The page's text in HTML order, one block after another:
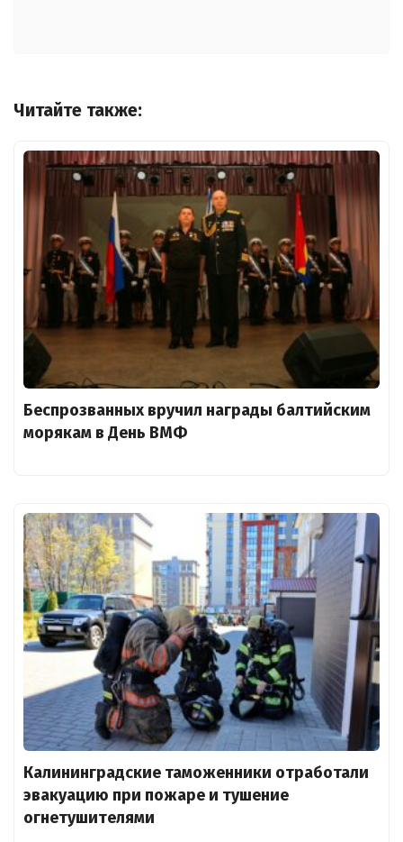
Читайте также:
Беспрозванных вручил награды балтийским
морякам в День ВМФ
Калининградские таможенники отработали
эвакуацию при пожаре и тушение
огнетушителями